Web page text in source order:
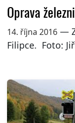
Oprava
14. října 2016—
Filipce. Foto: